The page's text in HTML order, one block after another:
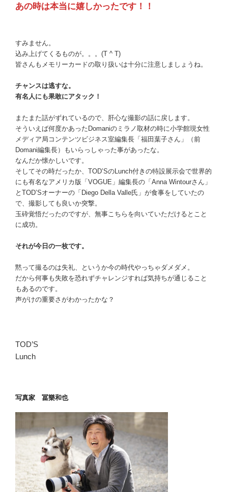
あの時は本当に嬉しかったです！！
すみません。
込み上げてくるものが。。。(T ^ T)
皆さんもメモリーカードの取り扱いは十分に注意しましょうね。
チャンスは逃すな。
有名人にも果敢にアタック！
またまた話がずれているので、肝心な撮影の話に戻します。
そういえば何度かあったDomaniのミラノ取材の時に小学館現女性
メディア局コンテンツビジネス室編集長「福田葉子さん」（前
Domani編集長）もいらっしゃった事があったな。
なんだか懐かしいです。
そしてその時だったか、TOD’SのLunch付きの特設展示会で世界的
にも有名なアメリカ版「VOGUE」編集長の「Anna Wintourさん」
とTOD’Sオーナーの「Diego Della Valle氏」が食事をしていたの
で、撮影しても良いか突撃。
玉砕覚悟だったのですが、無事こちらを向いていただけるとこと
に成功。
それが今日の一枚です。
黙って撮るのは失礼、というか今の時代やっちゃダメダメ。
だから何事も失敗を恐れずチャレンジすれば気持ちが通じること
もあるのです。
声がけの重要さがわかったかな？
TOD’S
Lunch
写真家 冨樂和也